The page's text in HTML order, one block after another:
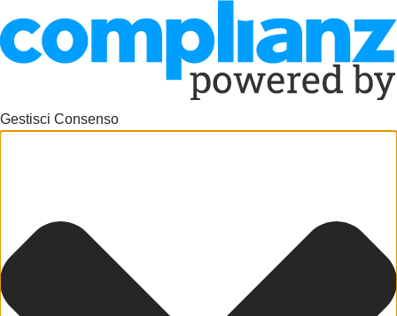
Gestisci Consenso